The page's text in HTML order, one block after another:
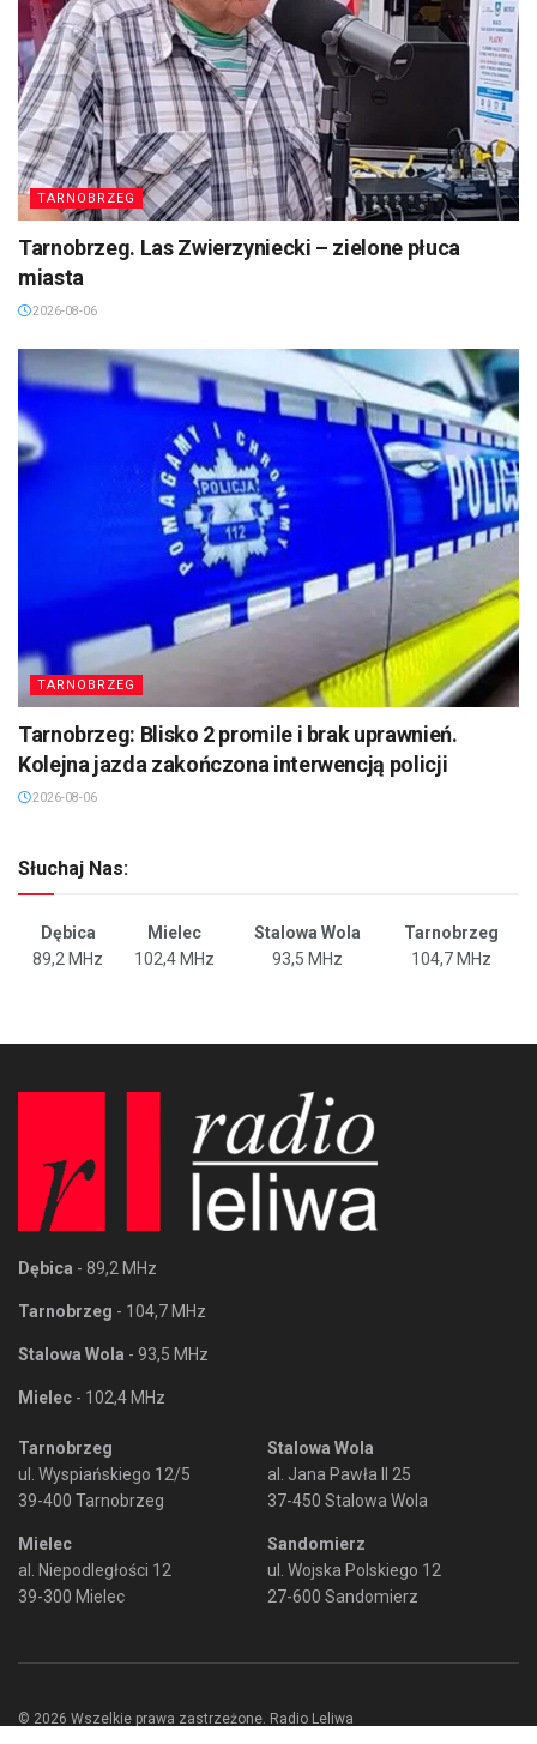
TARNOBRZEG
Tarnobrzeg. Las Zwierzyniecki – zielone płuca
miasta
2026-08-06
TARNOBRZEG
Tarnobrzeg: Blisko 2 promile i brak uprawnień.
Kolejna jazda zakończona interwencją policji
2026-08-06
Słuchaj Nas:
Dębica Mielec Stalowa Wola
Tarnobrzeg
89,2 MHz
102,4 MHz 93,5 MHz 104,7 MHz
Dębica - 89,2 MHz
Tarnobrzeg - 104,7 MHz
Stalowa Wola - 93,5 MHz
Mielec - 102,4 MHz
Tarnobrzeg
ul. Wyspiańskiego 12/5
39-400 Tarnobrzeg
Mielec
al. Niepodległości 12
39-300 Mielec
Stalowa Wola
al. Jana Pawła II 25
37-450 Stalowa Wola
Sandomierz
ul. Wojska Polskiego 12
27-600 Sandomierz
© 2026 Wszelkie prawa zastrzeżone. Radio Leliwa